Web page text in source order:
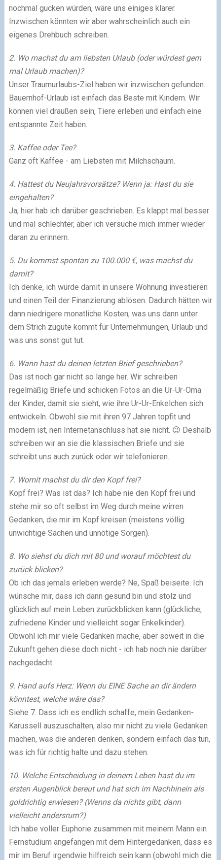
nochmal gucken würden, wäre uns einiges klarer.
Inzwischen könnten wir aber wahrscheinlich auch ein
eigenes Drehbuch schreiben.
2. Wo machst du am liebsten Urlaub (oder würdest gern
mal Urlaub machen)?
Unser Traumurlaubs-Ziel haben wir inzwischen gefunden.
Bauernhof-Urlaub ist einfach das Beste mit Kindern. Wir
können viel draußen sein, Tiere erleben und einfach eine
entspannte Zeit haben.
3. Kaffee oder Tee?
Ganz oft Kaffee - am Liebsten mit Milchschaum.
4. Hattest du Neujahrsvorsätze? Wenn ja: Hast du sie
eingehalten?
Ja, hier hab ich darüber geschrieben. Es klappt mal besser
und mal schlechter, aber ich versuche mich immer wieder
daran zu erinnern.
5. Du kommst spontan zu 100.000 €, was machst du
damit?
Ich denke, ich würde damit in unsere Wohnung investieren
und einen Teil der Finanzierung ablösen. Dadurch hätten wir
dann niedrigere monatliche Kosten, was uns dann unter
dem Strich zugute kommt für Unternehmungen, Urlaub und
was uns sonst gut tut.
6. Wann hast du deinen letzten Brief geschrieben?
Das ist noch gar nicht so lange her. Wir schreiben
regelmäßig Briefe und schicken Fotos an die Ur-Ur-Oma
der Kinder, damit sie sieht, wie ihre Ur-Ur-Enkelchen sich
entwickeln. Obwohl sie mit ihren 97 Jahren topfit und
modern ist, nen Internetanschluss hat sie nicht. 😉 Deshalb
schreiben wir an sie die klassischen Briefe und sie
schreibt uns auch zurück oder wir telefonieren.
7. Womit machst du dir den Kopf frei?
Kopf frei? Was ist das? Ich habe nie den Kopf frei und
stehe mir so oft selbst im Weg durch meine wirren
Gedanken, die mir im Kopf kreisen (meistens völlig
unwichtige Sachen und unnötige Sorgen).
8. Wo siehst du dich mit 80 und worauf möchtest du
zurück blicken?
Ob ich das jemals erleben werde? Ne, Spaß beiseite. Ich
wünsche mir, dass ich dann gesund bin und stolz und
glücklich auf mein Leben zurückblicken kann (glückliche,
zufriedene Kinder und vielleicht sogar Enkelkinder).
Obwohl ich mir viele Gedanken mache, aber soweit in die
Zukunft gehen diese doch nicht - ich hab noch nie darüber
nachgedacht.
9. Hand aufs Herz: Wenn du EINE Sache an dir ändern
könntest, welche wäre das?
Siehe 7. Dass ich es endlich schaffe, mein Gedanken-
Karussell auszuschalten, also mir nicht zu viele Gedanken
machen, was die anderen denken, sondern einfach das tun,
was ich für richtig halte und dazu stehen.
10. Welche Entscheidung in deinem Leben hast du im
ersten Augenblick bereut und hat sich im Nachhinein als
goldrichtig erwiesen? (Wenns da nichts gibt, dann
vielleicht andersrum?)
Ich habe voller Euphorie zusammen mit meinem Mann ein
Fernstudium angefangen mit dem Hintergedanken, dass es
mir im Beruf irgendwie hilfreich sein kann (obwohl mich die